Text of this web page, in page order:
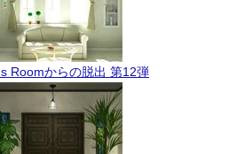
Roomからの脱出 第12弾